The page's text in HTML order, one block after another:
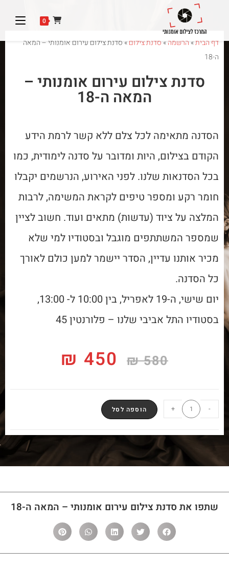
0
דף הבית» הרשמה» סדנת צילום» סדנת צילום עירום אומנותי – המאה
ה-18
סדנת צילום עירום אומנותי –
המאה ה-18
הסדנה מתאימה לכל צלם ללא קשר לרמת הידע
הקודם בצילום, היות ומדובר על סדנה לימודית, כמו
בכל הסדנאות שלנו. לפני האירוע, הנרשמים יקבלו
חומר רקע ומספר טיפים לקראת המשימה, לרבות
המלצה על ציוד (עדשות) מתאים ועוד. חשוב לציין
שמספר המשתתפים מוגבל ובסטודיו למי שלא
מכיר אותנו עדיין, הסדר יישמר למען כולם לאורך
כל הסדנה.
יום שישי, ה-19 לאפריל, בין 10:00 ל- 13:00,
בסטודיו התל אביבי שלנו – פלורנטין 45
₪580
₪ 450
-
+ הוספה לסל
שתפו את סדנת צילום עירום אומנותי – המאה ה-18